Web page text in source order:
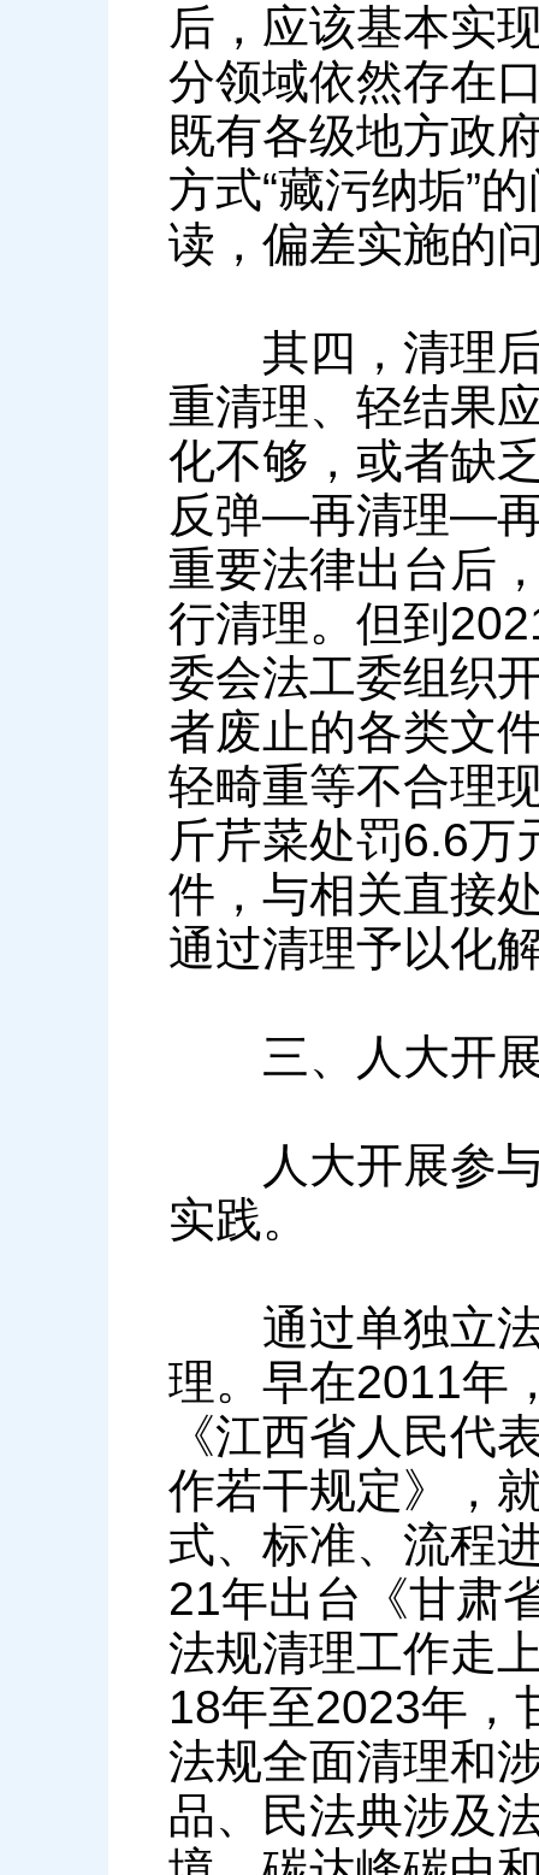
后，应该基本实
分领域依然存在
既有各级地方政
方式“藏污纳垢”
读，偏差实施的
其四，清理后
重清理、轻结果
化不够，或者缺
反弹—再清理—再
重要法律出台后
行清理。但到
委会法工委组织
者废止的各类文
轻畸重等不合理
斤芹菜处罚6.6万
件，与相关直接
通过清理予以化
三、人大开展
人大开展参与
实践。
通过单独立法
理。早在2011年
《江西省人民代
作若干规定》，
式、标准、流程
21年出台《甘肃
法规清理工作走
18年至2023年，
法规全面清理和
品、民法典涉及